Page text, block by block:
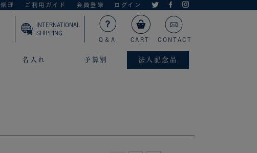
修理 ご利用ガイド 会員登録 ログイン
INTERNATIONAL
SHIPPING
Q＆A
CART CONTACT
名入れ 予算別 法人記念品